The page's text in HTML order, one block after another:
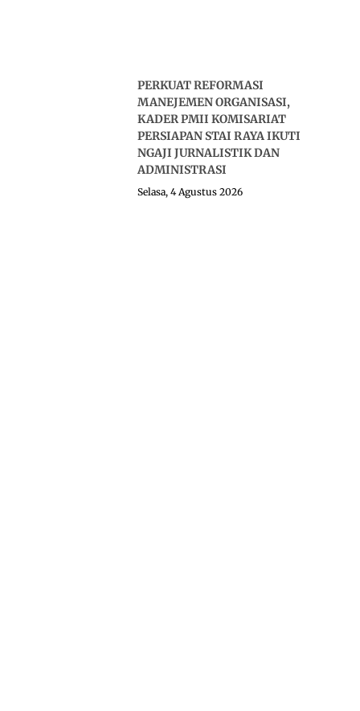
PERKUAT REFORMASI
MANEJEMEN ORGANISASI,
KADER PMII KOMISARIAT
PERSIAPAN STAI RAYA IKUTI
NGAJI JURNALISTIK DAN
ADMINISTRASI
Selasa, 4 Agustus 2026